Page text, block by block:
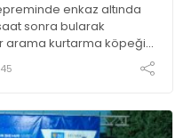
enkaz altında
sonra bularak
arama kurtarma köpeği
dostluğunun